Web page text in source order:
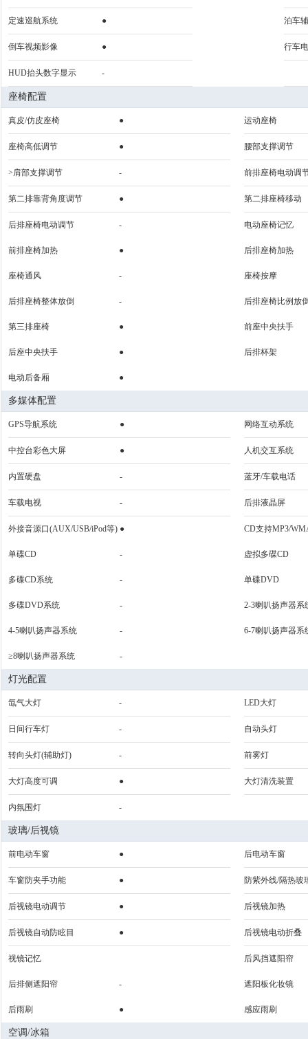
定速巡航系统 ● 泊车
倒车视频影像 ● 行车
HUD抬头数字显示 -
座椅配置
真皮/仿皮座椅 ● 运动座椅
座椅高低调节 ● 腰部支撑调节
>肩部支撑调节 - 前排座椅电动调
第二排靠背角度调节 ● 第二排座椅移动
后排座椅电动调节 - 电动座椅记忆
前排座椅加热 ● 后排座椅加热
座椅通风 - 座椅按摩
后排座椅整体放倒 - 后排座椅比例放
第三排座椅 ● 前座中央扶手
后座中央扶手 ● 后排杯架
电动后备厢 ●
多媒体配置
GPS导航系统 ● 网络互动系统
中控台彩色大屏 ● 人机交互系统
内置硬盘 - 蓝牙/车载电话
车载电视 - 后排液晶屏
外接音源口(AUX/USB/iPod等) ● CD支持MP3/
单碟CD - 虚拟多碟CD
多碟CD系统 - 单碟DVD
多碟DVD系统 - 2-3喇叭扬声器系
4-5喇叭扬声器系统 - 6-7喇叭扬声器系
≥8喇叭扬声器系统 -
灯光配置
氙气大灯 - LED大灯
日间行车灯 - 自动头灯
转向头灯(辅助灯) - 前雾灯
大灯高度可调 ● 大灯清洗装置
内氛围灯 -
玻璃/后视镜
前电动车窗 ● 后电动车窗
车窗防夹手功能 ● 防紫外线/隔热玻
后视镜电动调节 ● 后视镜加热
后视镜自动防眩目 ● 后视镜电动折叠
视镜记忆 后风挡遮阳帘
后排侧遮阳帘 - 遮阳板化妆镜
后雨刷 ● 感应雨刷
空调/冰箱